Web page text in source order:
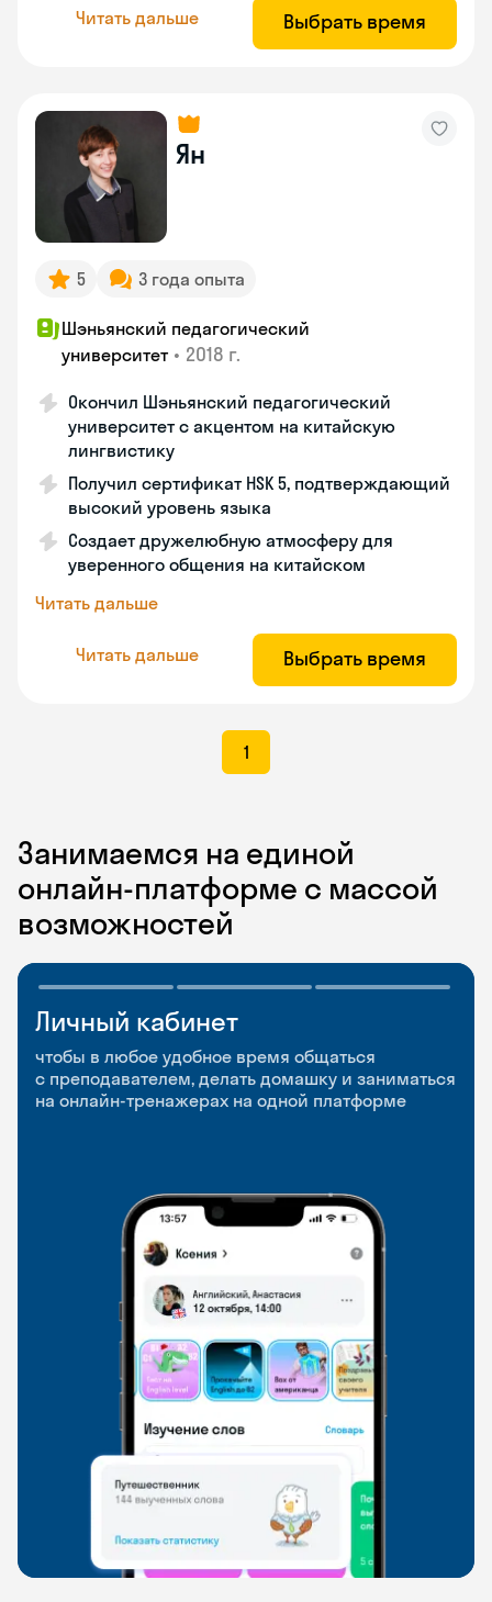
Читать дальше Выбрать время
Ян
5 3 года опыта
Шэньянский педагогический
университет • 2018 г.
Окончил Шэньянский педагогический
университет с акцентом на китайскую
лингвистику
Получил сертификат HSK 5, подтверждающий
высокий уровень языка
Создает дружелюбную атмосферу для
уверенного общения на китайском
Читать дальше
Читать дальше Выбрать время
1
Занимаемся на единой
онлайн-платформе с массой
возможностей
Личный кабинет
чтобы в любое удобное время общаться
с преподавателем, делать домашку и заниматься
на онлайн-тренажерах на одной платформе
Мобильное
приложение
чтобы заниматься и изучать новые слова где
и когда удобно
Разговорные клубы
и Talks
Групповые занятия для разговорной практики
и индивидуальные встречи с преподавателями